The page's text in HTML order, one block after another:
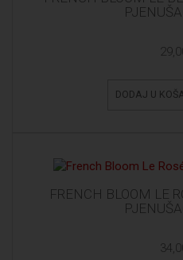
DODAJ U
FRENCH BLOOM LE